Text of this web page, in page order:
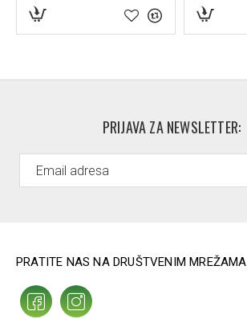
PRIJAVA ZA NEWSLETTER:
PRATITE NAS NA DRUŠTVENIM MREŽAMA